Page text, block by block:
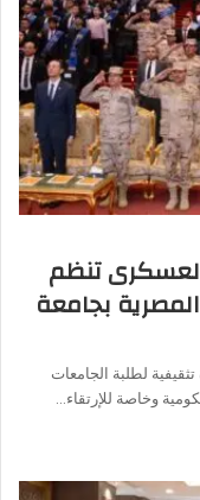
تنظم
بجامعة
لطلبة الجامعات